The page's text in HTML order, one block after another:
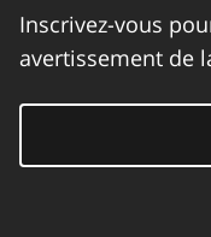
Inscrivez-vous
avertissement de